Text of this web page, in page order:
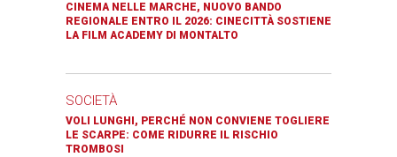
CINEMA NELLE MARCHE, NUOVO BANDO
REGIONALE ENTRO IL 2026: CINECITTÀ SOSTIENE
LA FILM ACADEMY DI MONTALTO
SOCIETÀ
VOLI LUNGHI, PERCHÉ NON CONVIENE TOGLIERE
LE SCARPE: COME RIDURRE IL RISCHIO
TROMBOSI